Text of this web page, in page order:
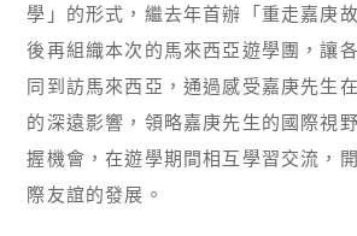
學」的形式，繼去年首辦「重走嘉庚
後再組織本次的馬來西亞遊學團，讓
同到訪馬來西亞，通過感受嘉庚先生
的深遠影響，領略嘉庚先生的國際視
握機會，在遊學期間相互學習交流，
際友誼的發展。